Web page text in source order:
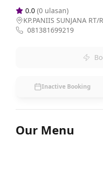
0.0 (0 ulasan)
KP.PANIIS SUNJANA
081381699219
Inactive Booking
Our Menu